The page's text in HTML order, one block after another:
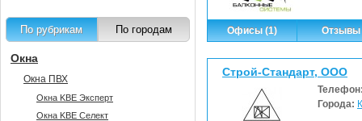
Офисы (1) Отзывы
Строй-Стандарт, ООО
Города:
По рубрикам По городам
Окна
Окна ПВХ
Окна KBE Эксперт
Окна KBE Селект